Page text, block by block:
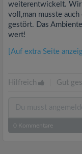
weiterentwickelt. Wir
voll,man musste
gestört. Das
wert!
[Auf extra Seite
Hilfreich Gut
0 Kommentare